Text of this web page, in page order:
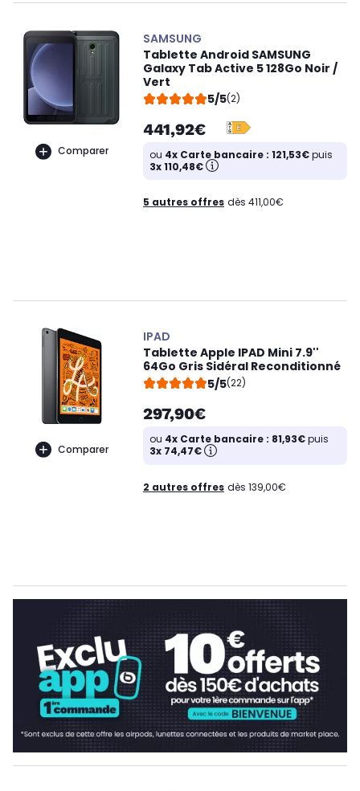
Comparer
SAMSUNG
Tablette Android SAMSUNG
Galaxy Tab Active 5 128Go Noir /
Vert
5/5(2)
441,92€
ou 4x Carte bancaire : 121,53€puis
3x 110,48€
5 autres offres dès 411,00€
Comparer
IPAD
Tablette Apple IPAD Mini 7.9''
64Go Gris Sidéral Reconditionné
5/5(22)
297,90€
ou 4x Carte bancaire : 81,93€puis
3x 74,47€
2 autres offres dès 139,00€